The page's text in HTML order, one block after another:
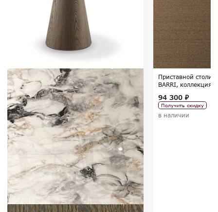
Приставной
BARRI, коллекция
94 300 ₽
Получить скидку
в наличии